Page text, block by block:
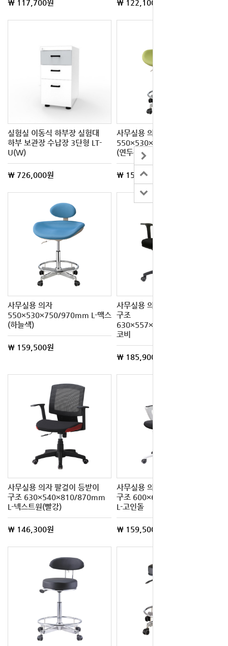
\ 117,700원 \ 122,100원
실험실 이동식 하부장 실험대
하부 보관장 수납장 3단형 LT-
U(W)
\ 726,000원
사무실용 의자
550×530×750/970mm L-맥스
(연두색)
\ 159,500원
사무실용 의자
550×530×750/970mm L-맥스
(하늘색)
\ 159,500원
사무실용 의자 등받이 팔걸이
구조
630×557×1025/1125mm L-
코비
\ 185,900원
사무실용 의자 팔걸이 등받이
구조 630×540×810/870mm
L-넥스트원(빨강)
\ 146,300원
사무실용 의자 등받이 팔걸이
구조 600×610×910/970mm
L-고인돌
\ 159,500원